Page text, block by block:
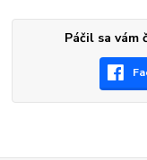
Páčil sa